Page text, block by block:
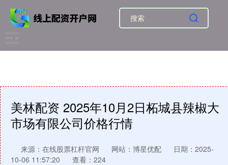
美林配资 2025年10月2日柘城县辣椒大
市场有限公司价格行情
来源：在线股票杠杆官网 网站：博星优配
日期：2025-
10-06 11:57:20
查看：224